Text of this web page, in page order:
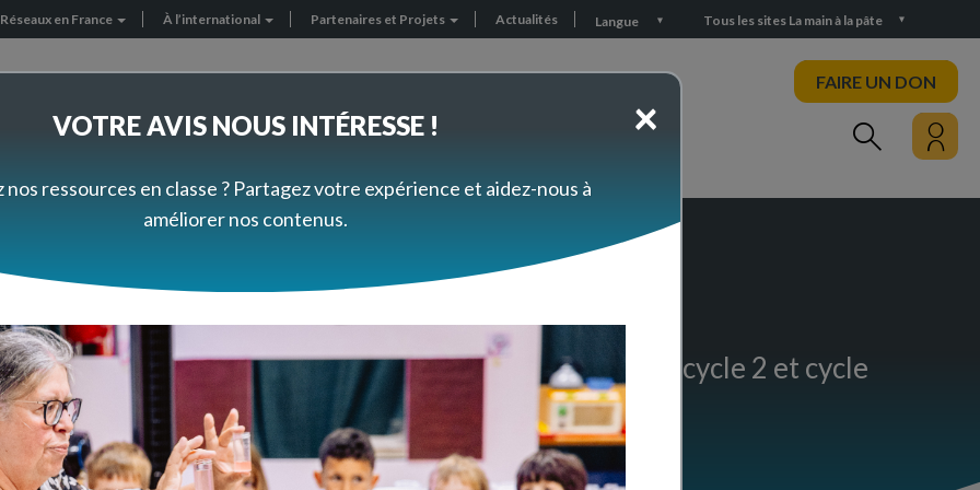
Réseaux en France À l’international Partenaires et Projets Actualités Langue Tous les sites La main à la pâte
FAIRE UN DON
Objets techniques
ressources pédagogiques du premier degré (cycle 1, cycle 2 et cycle
classe sur la thématique "Objets technologiques".
×
VOTRE AVIS NOUS INTÉRESSE !
nos ressources en classe ? Partagez votre expérience et aidez-nous à
améliorer nos contenus.